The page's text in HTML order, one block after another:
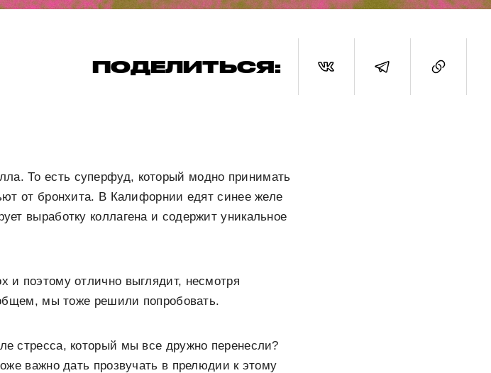
ПОДЕЛИТЬСЯ:
То есть суперфуд, который модно принимать
от бронхита. В Калифорнии едят синее желе
выработку коллагена и содержит уникальное
поэтому отлично выглядит, несмотря
мы тоже решили попробовать.
стресса, который мы все дружно перенесли?
важно дать прозвучать в прелюдии к этому